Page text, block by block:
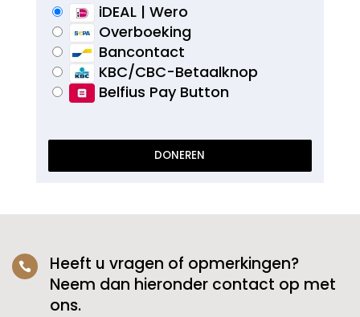
iDEAL | Wero
Overboeking
Bancontact
KBC/CBC-Betaalknop
Belfius Pay Button

Heeft u vragen of opmerkingen?
Neem dan hieronder contact op met
ons.